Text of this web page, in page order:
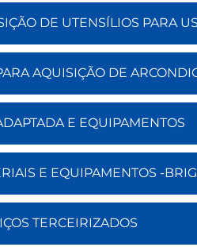
DE UTENSÍLIOS PARA
AQUISIÇÃO DE
E EQUIPAMENTOS
E EQUIPAMENTOS -
TERCEIRIZADOS